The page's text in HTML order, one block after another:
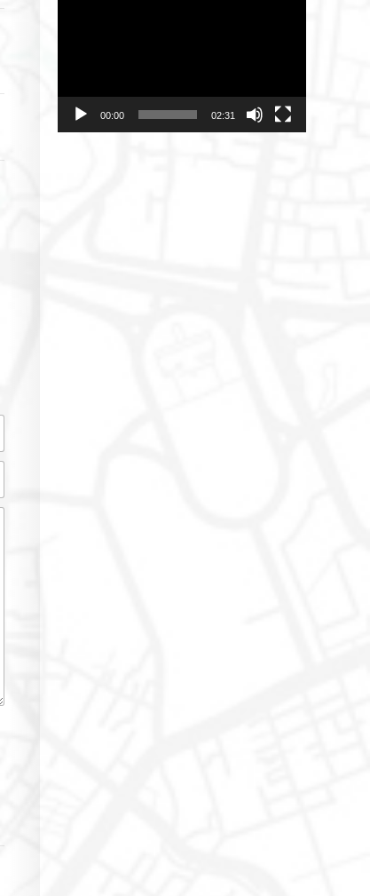
ー
00:00 02:31